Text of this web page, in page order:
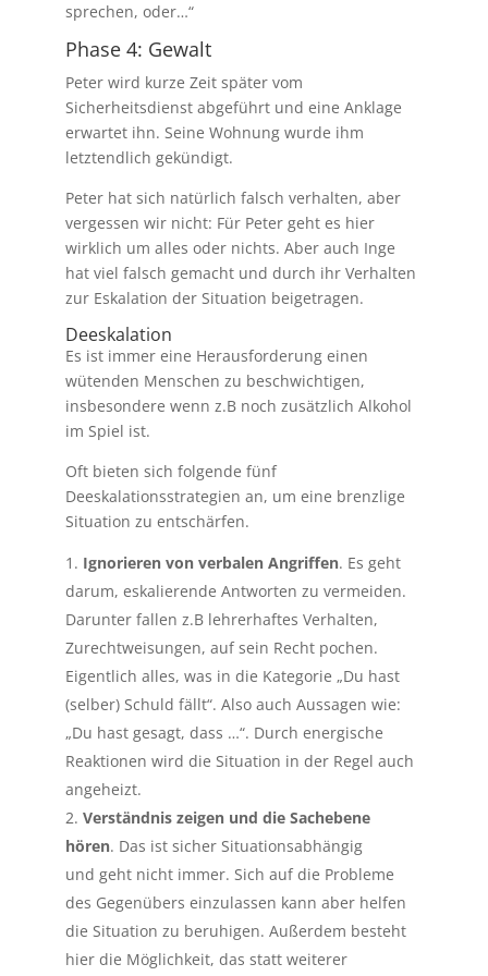
sprechen, oder…“
Phase 4: Gewalt
Peter wird kurze Zeit später vom
Sicherheitsdienst abgeführt und eine Anklage
erwartet ihn. Seine Wohnung wurde ihm
letztendlich gekündigt.
Peter hat sich natürlich falsch verhalten, aber
vergessen wir nicht: Für Peter geht es hier
wirklich um alles oder nichts. Aber auch Inge
hat viel falsch gemacht und durch ihr Verhalten
zur Eskalation der Situation beigetragen.
Deeskalation
Es ist immer eine Herausforderung einen
wütenden Menschen zu beschwichtigen,
insbesondere wenn z.B noch zusätzlich Alkohol
im Spiel ist.
Oft bieten sich folgende fünf
Deeskalationsstrategien an, um eine brenzlige
Situation zu entschärfen.
Ignorieren von verbalen Angriffen. Es geht
darum, eskalierende Antworten zu vermeiden.
Darunter fallen z.B lehrerhaftes Verhalten,
Zurechtweisungen, auf sein Recht pochen.
Eigentlich alles, was in die Kategorie „Du hast
(selber) Schuld fällt“. Also auch Aussagen wie:
„Du hast gesagt, dass …“. Durch energische
Reaktionen wird die Situation in der Regel auch
angeheizt.
Verständnis zeigen und die Sachebene
hören. Das ist sicher Situationsabhängig
und geht nicht immer. Sich auf die Probleme
des Gegenübers einzulassen kann aber helfen
die Situation zu beruhigen. Außerdem besteht
hier die Möglichkeit, das statt weiterer